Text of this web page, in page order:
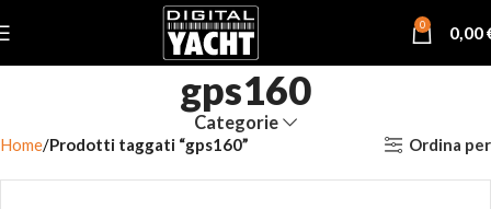
0 0,00
gps160
Categorie
Home Prodotti taggati “gps160” Ordina per